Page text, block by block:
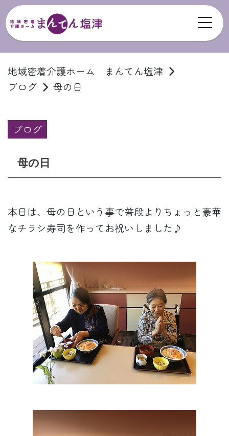
地域密着介護ホーム まんてん塩津
ブログ
母の日
ブログ
母の日
本日は、母の日という事で普段よりちょっと豪華
なチラシ寿司を作ってお祝いしました♪